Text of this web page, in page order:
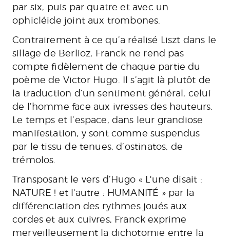
par six, puis par quatre et avec un
ophicléide joint aux trombones.
Contrairement à ce qu’a réalisé Liszt dans le
sillage de Berlioz, Franck ne rend pas
compte fidèlement de chaque partie du
poème de Victor Hugo. Il s’agit là plutôt de
la traduction d’un sentiment général, celui
de l’homme face aux ivresses des hauteurs.
Le temps et l’espace, dans leur grandiose
manifestation, y sont comme suspendus
par le tissu de tenues, d’ostinatos, de
trémolos.
Transposant le vers d’Hugo « L'une disait :
NATURE ! et l'autre : HUMANITÉ » par la
différenciation des rythmes joués aux
cordes et aux cuivres, Franck exprime
merveilleusement la dichotomie entre la